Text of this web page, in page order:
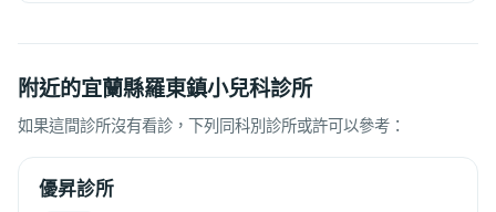
附近的宜蘭縣羅東鎮小兒科診所
如果這間診所沒有看診，下列同科別診所或許可以參考：
優昇診所